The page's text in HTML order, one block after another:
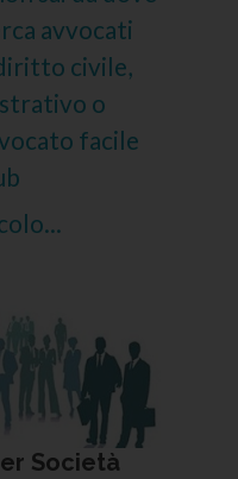
avvocati
civile,
o
facile
Società